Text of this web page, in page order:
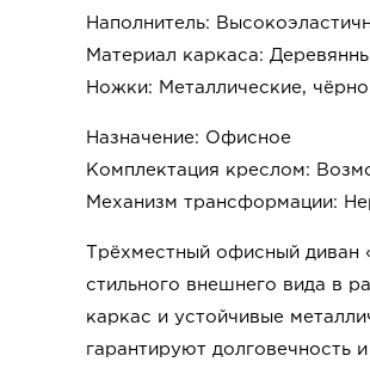
Наполнитель:
Материал каркаса:
Ножки: Металлические,
Назначение: Офисное
Комплектация креслом:
Механизм трансформации:
Трёхместный офисный диван
стильного внешнего вида в
каркас и устойчивые
гарантируют долговечность